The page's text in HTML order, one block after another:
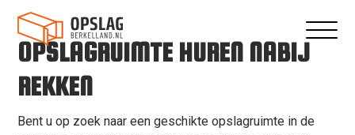
OPSLAGRUIMTE HUREN NABIJ
REKKEN
Bent u op zoek naar een geschikte opslagruimte in de